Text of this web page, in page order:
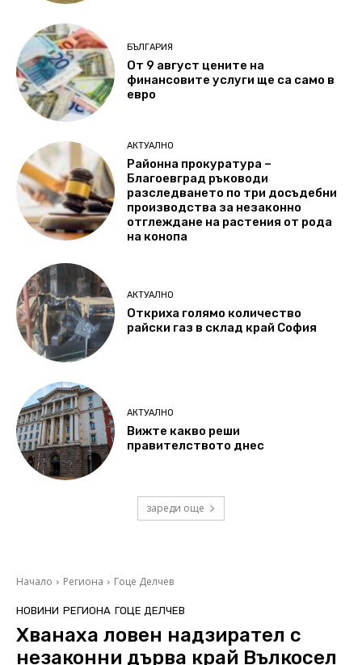
БЪЛГАРИЯ
От 9 август цените на
финансовите услуги ще са само в
евро
АКТУАЛНО
Районна прокуратура –
Благоевград ръководи
разследването по три досъдебни
производства за незаконно
отглеждане на растения от рода
на конопа
АКТУАЛНО
Откриха голямо количество
райски газ в склад край София
АКТУАЛНО
Вижте какво реши
правителството днес
зареди още